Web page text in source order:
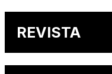
REVISTA